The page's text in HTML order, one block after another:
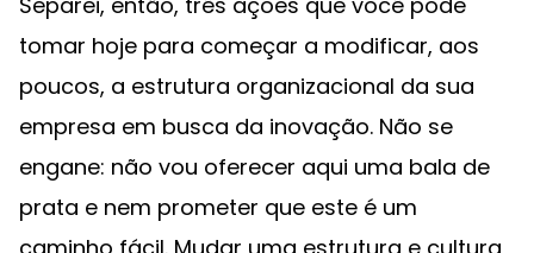
tomar hoje para começar a modificar, aos
poucos, a estrutura organizacional da sua
empresa em busca da inovação. Não se
engane: não vou oferecer aqui uma bala de
prata e nem prometer que este é um